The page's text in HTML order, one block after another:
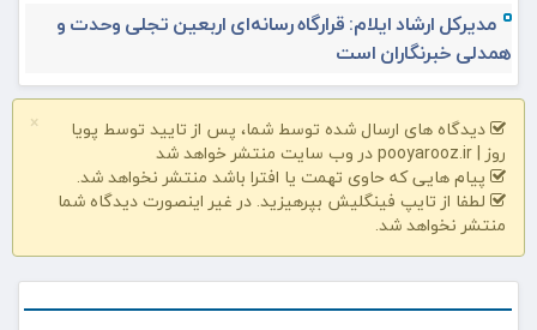
مدیرکل ارشاد ایلام: قرارگاه رسانه‌ای اربعین تجلی وحدت و
همدلی خبرنگاران است
×
دیدگاه های ارسال شده توسط شما، پس از تایید توسط پویا
روز | pooyarooz.ir در وب سایت منتشر خواهد شد
پیام هایی که حاوی تهمت یا افترا باشد منتشر نخواهد شد.
لطفا از تایپ فینگلیش بپرهیزید. در غیر اینصورت دیدگاه شما
منتشر نخواهد شد.